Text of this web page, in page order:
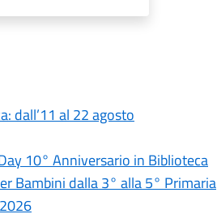
dall’11 al 22 agosto
10° Anniversario in Biblioteca
Bambini dalla 3° alla 5° Primaria